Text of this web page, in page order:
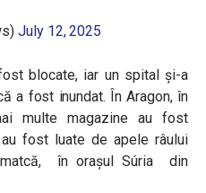
July 12, 2025
blocate, iar un spital și-a
a fost inundat. În Aragon, în
multe magazine au fost
fost luate de apele râului
în orașul Súria din